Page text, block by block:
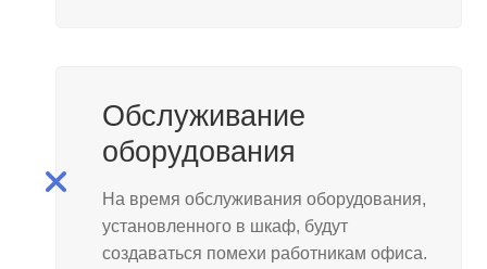
Обслуживание
оборудования
На время обслуживания оборудования,
установленного в шкаф, будут
создаваться помехи работникам офиса.